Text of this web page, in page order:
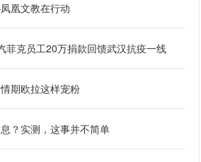
凰文教在行动
菲克员工20万捐款回馈武汉抗疫一线
期欧拉这样宠粉
？实测，这事并不简单